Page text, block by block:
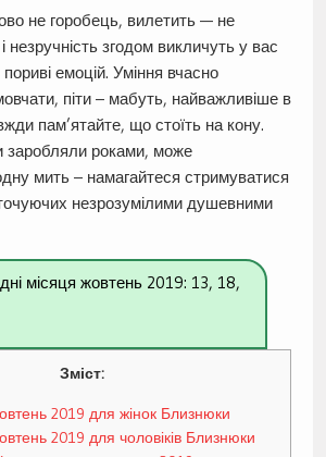
не горобець, вилетить — не
згодом викличуть у вас
емоцій. Уміння вчасно
піти – мабуть, найважливіше в
пам’ятайте, що стоїть на кону.
заробляли роками, може
мить – намагайтеся стримуватися
незрозумілими душевними
місяця жовтень 2019: 13, 18,
Зміст:
2019 для жінок Близнюки
2019 для чоловіків Близнюки